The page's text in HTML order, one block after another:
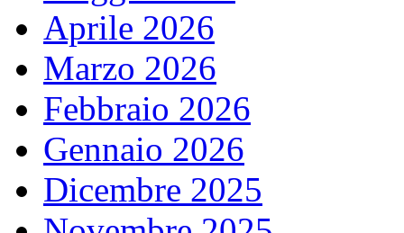
Aprile 2026
Marzo 2026
Febbraio 2026
Gennaio 2026
Dicembre 2025